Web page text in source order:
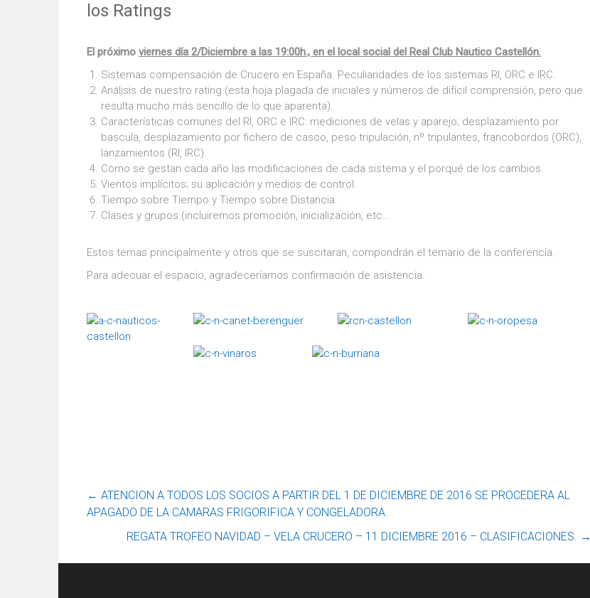
los Ratings
El próximo viernes día 2/Diciembre a las 19:00h., en el local social del Real Club Nautico Castellón.
Sistemas compensación de Crucero en España. Peculiaridades de los sistemas RI, ORC e IRC.
Análisis de nuestro rating (esta hoja plagada de iniciales y números de difícil comprensión, pero que
resulta mucho más sencillo de lo que aparenta).
Características comunes del RI, ORC e IRC: mediciones de velas y aparejo; desplazamiento por
bascula, desplazamiento por fichero de casco, peso tripulación, nº tripulantes, francobordos (ORC),
lanzamientos (RI, IRC).
Cómo se gestan cada año las modificaciones de cada sistema y el porqué de los cambios.
Vientos implícitos; su aplicación y medios de control.
Tiempo sobre Tiempo y Tiempo sobre Distancia.
Clases y grupos (incluiremos promoción, inicialización, etc…
Estos temas principalmente y otros que se suscitaran, compondrán el temario de la conferencia.
Para adecuar el espacio, agradeceríamos confirmación de asistencia.
← ATENCION A TODOS LOS SOCIOS A PARTIR DEL 1 DE DICIEMBRE DE 2016 SE PROCEDERA AL
APAGADO DE LA CAMARAS FRIGORIFICA Y CONGELADORA.
REGATA TROFEO NAVIDAD – VELA CRUCERO – 11 DICIEMBRE 2016 – CLASIFICACIONES. →